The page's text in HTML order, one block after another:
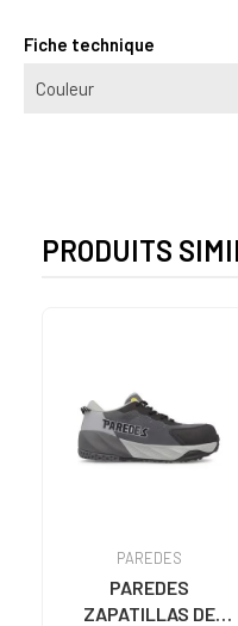
Fiche technique
Couleur
PRODUITS
PAREDES
PAREDES
ZAPATILLAS DE